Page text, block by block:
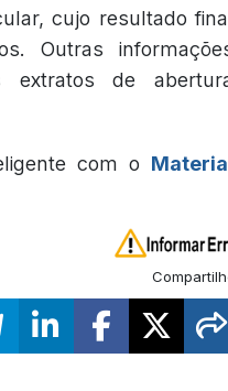
cujo resultado
Outras
extratos de
com o